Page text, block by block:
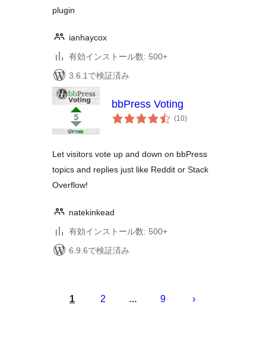
plugin
ianhaycox
有効インストール数: 500+
3.6.1で検証済み
bbPress Voting
(10個
の)
Let visitors vote up and down on bbPress
topics and replies just like Reddit or Stack
Overflow!
natekinkead
有効インストール数: 500+
6.9.6で検証済み
1 2 … 9